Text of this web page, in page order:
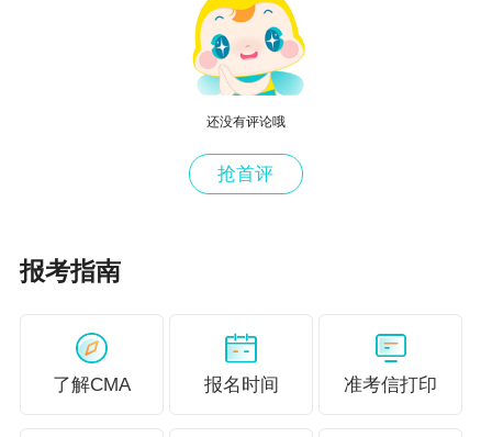
还没有评论哦
抢首评
报考指南
了解CMA 报名时间 准考信打印